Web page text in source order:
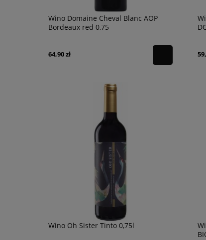
Wino Domaine Cheval Blanc AOP
Bordeaux red 0,75
64,90 zł
Wino Oh Sister Tinto 0,75l